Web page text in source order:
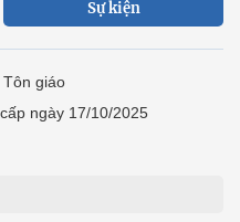
Sự kiện
giáo
ngày 17/10/2025